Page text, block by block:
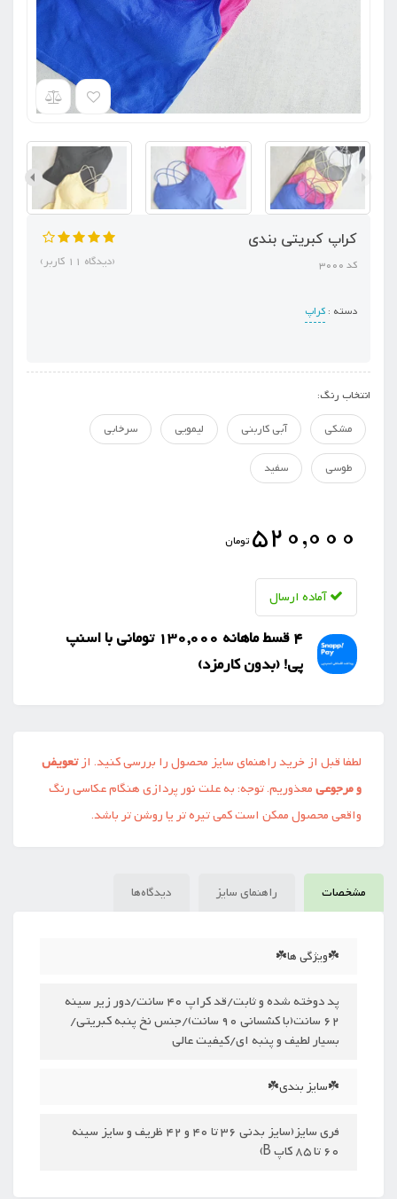
کراپ کبریتی بندی
کد 3000
دسته : کراپ
(دیدگاه 11 کاربر)
انتخاب رنگ:
مشکی
آبی کاربنی لیمویی سرخابی
طوسی سفید
520,000 تومان
آماده ارسال
4 قسط ماهانه 130,000 تومانی با اسنپ
‌پی! (بدون کارمزد)
لطفا قبل از خرید راهنمای سایز محصول را بررسی کنید. ازتعویض
و مرجوعیمعذوریم. توجه: به علت نور پردازی هنگام عکاسی رنگ
واقعی محصول ممکن است کمی تیره تر یا روشن تر باشد.
مشخصات راهنمای سایز دیدگاه‌ها
☘️ویژگی ها☘️
پد دوخته شده و ثابت/قد کراپ 40 سانت/دور زیر سینه
62 سانت(با کشسانی 90 سانت)/جنس نخ پنبه کبریتی/
بسیار لطیف و پنبه ای/کیفیت عالی
☘️سایز بندی☘️
فری سایز(سایز بدنی 36 تا 40 و 42 ظریف و سایز سینه
60 تا 85 کاپ B)